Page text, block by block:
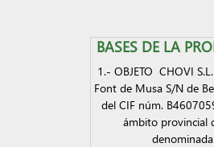
BASES DE LA
1.- OBJETO CHOVI
Font de Musa S/N de
del CIF núm.
ámbito provincial
denominada